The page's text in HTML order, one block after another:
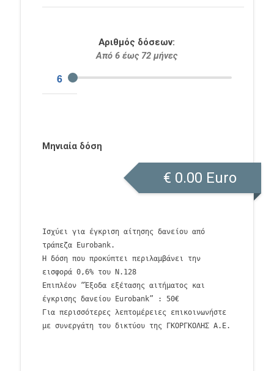
Αριθμός δόσεων:
Από 6 έως 72 μήνες
Μηνιαία δόση
€ 0.00 Euro
Ισχύει για έγκριση αίτησης δανείου από
τράπεζα Eurobank.
Η δόση που προκύπτει περιλαμβάνει την
εισφορά 0,6% του Ν.128
Επιπλέον “Έξοδα εξέτασης αιτήματος και
έγκρισης δανείου Eurobank” : 50€
Για περισσότερες λεπτομέρειες επικοινωνήστε
με συνεργάτη του δικτύου της ΓΚΟΡΓΚΟΛΗΣ Α.Ε.